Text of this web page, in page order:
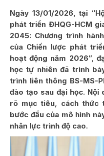
Ngày 13/01/2026, tại
phát triển ĐHQG-HCM
2045: Chương trình
của Chiến lược phát
hoạt động năm 2026”,
học tự nhiên đã trình
trình liên thông BS-MS-
đào tạo sau đại học.
rõ mục tiêu, cách thức
bước đầu của mô hình
nhân lực trình độ cao.